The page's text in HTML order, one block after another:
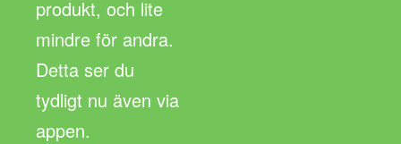
produkt, och lite
mindre för andra.
Detta ser du
tydligt nu även via
appen.